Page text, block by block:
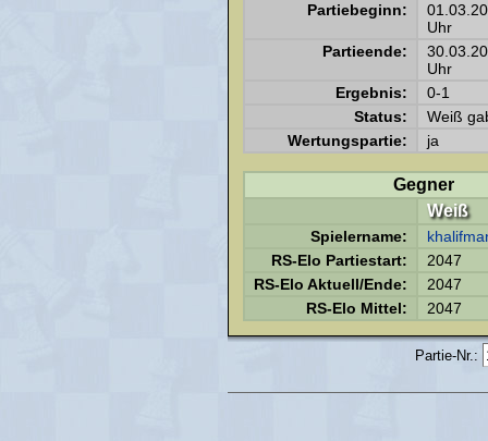
Partiebeginn:
Uhr
Partieende:
Uhr
Ergebnis:
0-1
Status:
Weiß
Wertungspartie:
ja
Gegner
Weiß
Spielername:
RS-Elo Partiestart:
2047
RS-Elo Aktuell/Ende:
2047
RS-Elo Mittel:
2047
Partie-Nr.: